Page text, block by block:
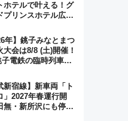
ホテルで叶える！グ
プリンスホテル広島
ルパーティープラン
年】銚子みなとまつ
大会は8/8 (土)開催！
電鉄の臨時列車や
発の大迫力＆屋台
新宿線】新車両「ト
」2027年春運行開
無・新所沢にも停